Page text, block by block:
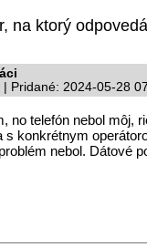
na ktorý
| Pridané: 2024-05-28
no telefón nebol môj,
s konkrétnym
nebol. Dátové